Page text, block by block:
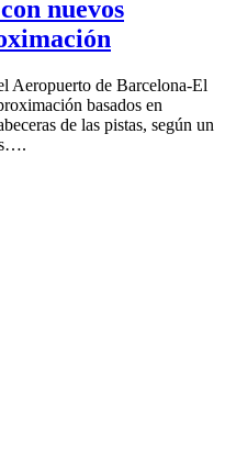
nuevos
Aeropuerto de Barcelona-El
basados en
de las pistas, según un